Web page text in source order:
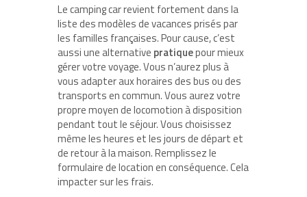
Le camping car revient fortement dans la
liste des modèles de vacances prisés par
les familles françaises. Pour cause, c’est
aussi une alternative pratiquepour mieux
gérer votre voyage. Vous n’aurez plus à
vous adapter aux horaires des bus ou des
transports en commun. Vous aurez votre
propre moyen de locomotion à disposition
pendant tout le séjour. Vous choisissez
même les heures et les jours de départ et
de retour à la maison. Remplissez le
formulaire de location en conséquence. Cela
impacter sur les frais.